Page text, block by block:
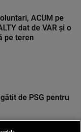
ACUM pe
dat de VAR și o
pe teren
de PSG pentru